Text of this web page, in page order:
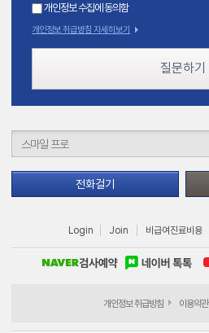
개인정보 수집에 동의함
개인정보 취급방침 자세히보기
질문하기
전화걸기
Login Join 비급여진료비용
개인정보 취급방침 이용약관